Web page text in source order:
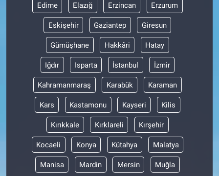
Edirne Elazığ Erzincan Erzurum
Eskişehir Gaziantep Giresun
Gümüşhane Hakkâri Hatay
Iğdır Isparta İstanbul İzmir
Kahramanmaraş Karabük Karaman
Kars Kastamonu Kayseri Kilis
Kırıkkale Kırklareli Kırşehir
Kocaeli Konya Kütahya Malatya
Manisa Mardin Mersin Muğla